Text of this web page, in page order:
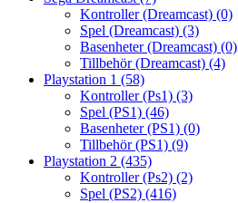
Kontroller (Dreamcast) (0)
Spel (Dreamcast) (3)
Basenheter (Dreamcast) (0)
Tillbehör (Dreamcast) (4)
Playstation 1 (58)
Kontroller (Ps1) (3)
Spel (PS1) (46)
Basenheter (PS1) (0)
Tillbehör (PS1) (9)
Playstation 2 (435)
Kontroller (Ps2) (2)
Spel (PS2) (416)